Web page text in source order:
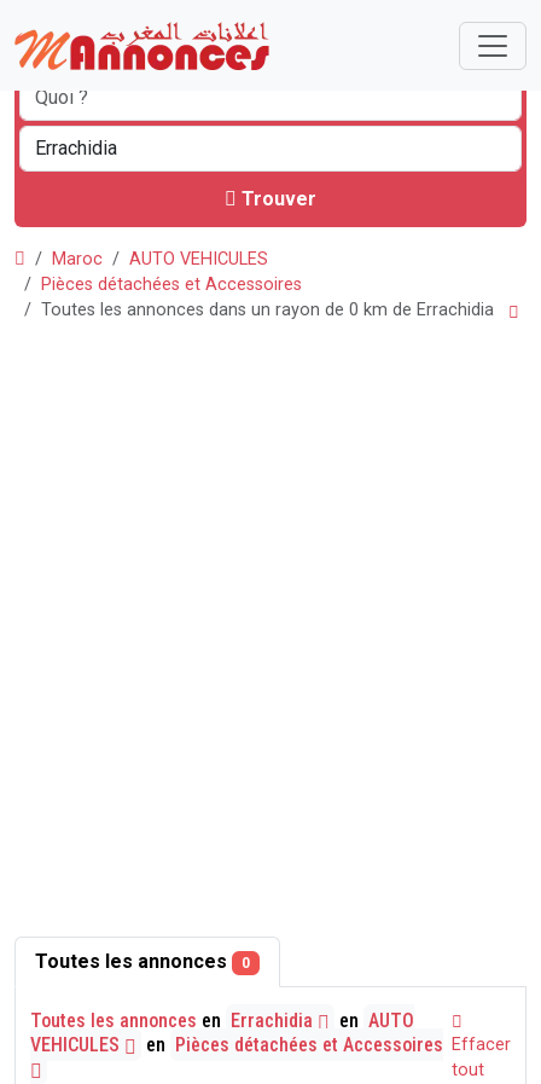
Trouver
Maroc
AUTO VEHICULES
Pièces détachées et Accessoires
Toutes les annonces dans un rayon de 0 km de Errachidia
Toutes les annonces 0
Toutes les annonces en Errachidia en AUTO
VEHICULES
en Pièces détachées et Accessoires Effacer
tout